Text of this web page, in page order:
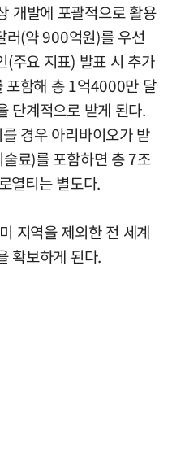
개발에 포괄적으로 활용
(약 900억원)를 우선
(주요 지표) 발표 시 추가
함해 총 1억4000만 달
단계적으로 받게 된다.
경우 아리바이오가 받
료)를 포함하면 총 7조
열티는 별도다.
지역을 제외한 전 세계
확보하게 된다.